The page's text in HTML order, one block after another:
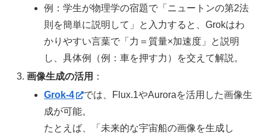
例：学生が物理学の宿題で「ニュートンの第2法
則を簡単に説明して」と入力すると、Grokはわ
かりやすい言葉で「力＝質量×加速度」と説明
し、具体例（例：車を押す力）を交えて解説。
画像生成の活用 ：
Grok-4
では、Flux.1やAuroraを活用した画像生
成が可能。
たとえば、「未来的な宇宙船の画像を生成し